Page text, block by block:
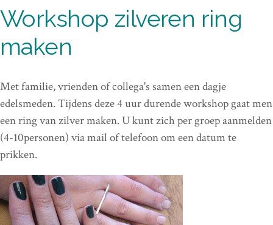
Workshop zilveren ring
maken
Met familie, vrienden of collega's samen een dagje
edelsmeden. Tijdens deze 4 uur durende workshop gaat men
een ring van zilver maken. U kunt zich per groep aanmelden
(4-10personen) via mail of telefoon om een datum te
prikken.